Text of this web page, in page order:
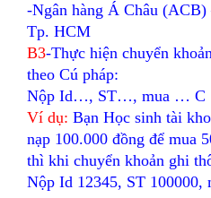
-Ngân hàng Á Châu
Tp. HCM
B3-Thực hiện chuyển
theo Cú pháp:
Nộp Id…, ST…, mua … C
Ví dụ: Bạn Học sinh tài
nạp 100.000 đồng để mua
thì khi chuyển khoản ghi
Nộp Id 12345, ST 100000,